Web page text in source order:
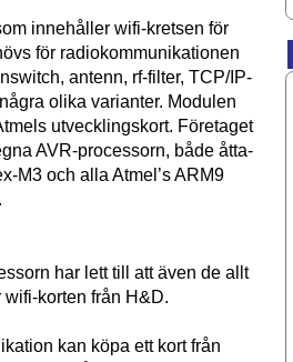
innehåller wifi-kretsen för
för radiokommunikationen
antenn, rf-filter, TCP/IP-
olika varianter. Modulen
utvecklingskort. Företaget
AVR-processorn, både åtta-
M3 och alla Atmel’s ARM9
har lett till att även de allt
korten från H&D.
kan köpa ett kort från